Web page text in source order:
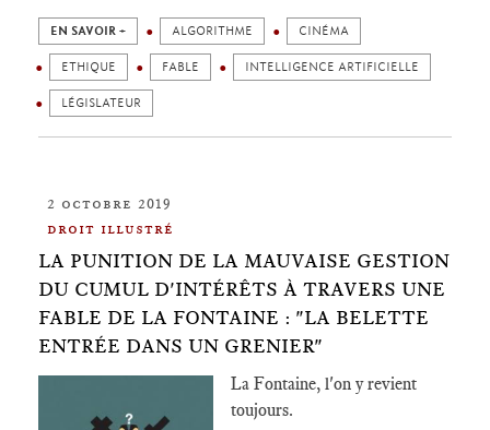
EN SAVOIR + ALGORITHME CINÉMA
ETHIQUE FABLE INTELLIGENCE ARTIFICIELLE
LÉGISLATEUR
2 octobre 2019
droit illustré
LA PUNITION DE LA MAUVAISE GESTION
DU CUMUL D'INTÉRÊTS À TRAVERS UNE
FABLE DE LA FONTAINE : "LA BELETTE
ENTRÉE DANS UN GRENIER"
La Fontaine, l'on y revient
toujours.